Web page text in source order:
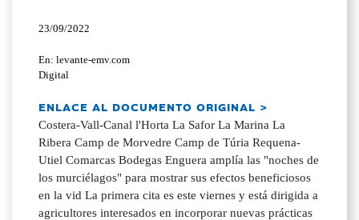
23/09/2022
En: levante-emv.com
Digital
ENLACE AL DOCUMENTO ORIGINAL >
Costera-Vall-Canal l'Horta La Safor La Marina La
Ribera Camp de Morvedre Camp de Túria Requena-
Utiel Comarcas Bodegas Enguera amplía las "noches de
los murciélagos" para mostrar sus efectos beneficiosos
en la vid La primera cita es este viernes y está dirigida a
agricultores interesados en incorporar nuevas prácticas